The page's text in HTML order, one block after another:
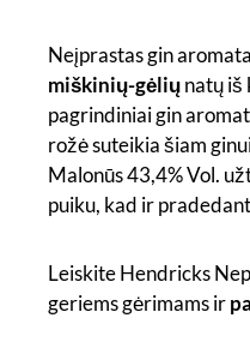
Neįprastas gin
miškinių-gėliųnatų iš
pagrindiniai gin
rožė suteikia šiam
Malonūs 43,4% Vol.
puiku, kad ir
Leiskite Hendricks
geriems gėrimams ir